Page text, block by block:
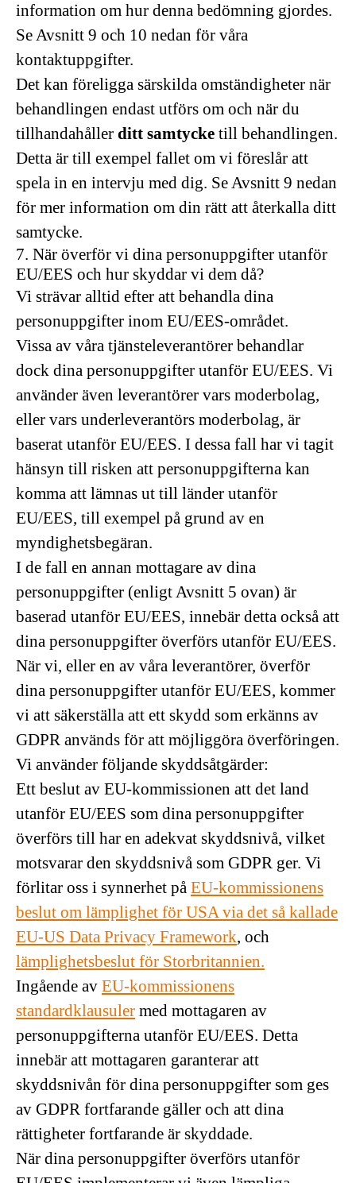
information om hur denna bedömning gjordes.
Se Avsnitt 9 och 10 nedan för våra
kontaktuppgifter.
Det kan föreligga särskilda omständigheter när
behandlingen endast utförs om och när du
tillhandahåller ditt samtycke till behandlingen.
Detta är till exempel fallet om vi föreslår att
spela in en intervju med dig. Se Avsnitt 9 nedan
för mer information om din rätt att återkalla ditt
samtycke.
7. När överför vi dina personuppgifter utanför
EU/EES och hur skyddar vi dem då?
Vi strävar alltid efter att behandla dina
personuppgifter inom EU/EES-området.
Vissa av våra tjänsteleverantörer behandlar
dock dina personuppgifter utanför EU/EES. Vi
använder även leverantörer vars moderbolag,
eller vars underleverantörs moderbolag, är
baserat utanför EU/EES. I dessa fall har vi tagit
hänsyn till risken att personuppgifterna kan
komma att lämnas ut till länder utanför
EU/EES, till exempel på grund av en
myndighetsbegäran.
I de fall en annan mottagare av dina
personuppgifter (enligt Avsnitt 5 ovan) är
baserad utanför EU/EES, innebär detta också att
dina personuppgifter överförs utanför EU/EES.
När vi, eller en av våra leverantörer, överför
dina personuppgifter utanför EU/EES, kommer
vi att säkerställa att ett skydd som erkänns av
GDPR används för att möjliggöra överföringen.
Vi använder följande skyddsåtgärder:
Ett beslut av EU-kommissionen att det land
utanför EU/EES som dina personuppgifter
överförs till har en adekvat skyddsnivå, vilket
motsvarar den skyddsnivå som GDPR ger. Vi
förlitar oss i synnerhet på EU-kommissionens
beslut om lämplighet för USA via det så kallade
EU-US Data Privacy Framework, och
lämplighetsbeslut för Storbritannien.
Ingående av EU-kommissionens
standardklausuler med mottagaren av
personuppgifterna utanför EU/EES. Detta
innebär att mottagaren garanterar att
skyddsnivån för dina personuppgifter som ges
av GDPR fortfarande gäller och att dina
rättigheter fortfarande är skyddade.
När dina personuppgifter överförs utanför